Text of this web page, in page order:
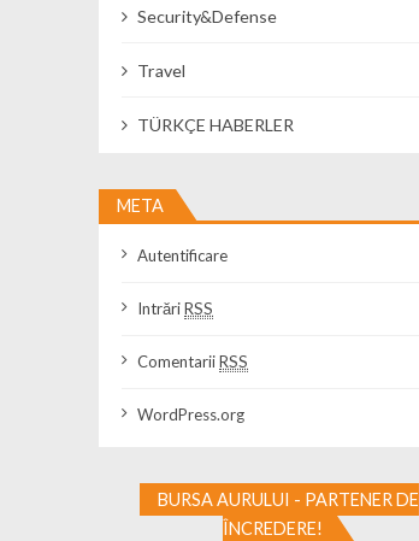
Security&Defense
Travel
TÜRKÇE HABERLER
META
Autentificare
IntrăriRSS
ComentariiRSS
WordPress.org
BURSA AURULUI - PARTENER DE
ÎNCREDERE!